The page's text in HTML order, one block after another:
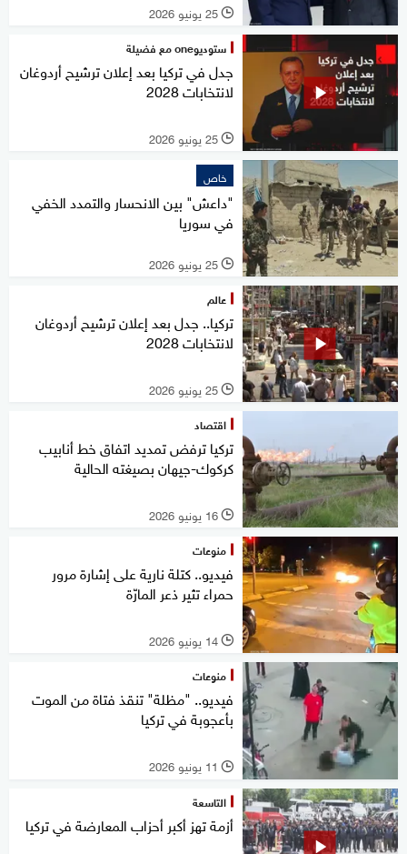
l 25 يونيو 2026
ستوديوone مع فضيلة
جدل في تركيا بعد إعلان ترشيح أردوغان
لانتخابات 2028
l 25 يونيو 2026
خاص
"داعش" بين الانحسار والتمدد الخفي
في سوريا
l 25 يونيو 2026
عالم
تركيا.. جدل بعد إعلان ترشيح أردوغان
لانتخابات 2028
l 25 يونيو 2026
اقتصاد
تركيا ترفض تمديد اتفاق خط أنابيب
كركوك-جيهان بصيغته الحالية
l 16 يونيو 2026
منوعات
فيديو.. كتلة نارية على إشارة مرور
حمراء تثير ذعر المارّة
l 14 يونيو 2026
منوعات
فيديو.. "مظلة" تنقذ فتاة من الموت
بأعجوبة في تركيا
l 11 يونيو 2026
التاسعة
أزمة تهز أكبر أحزاب المعارضة في تركيا